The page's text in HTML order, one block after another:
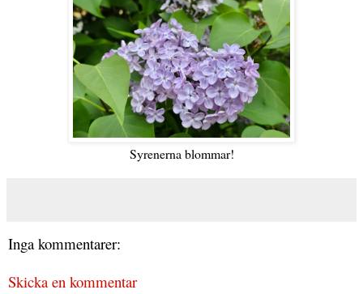
Syrenerna blommar!
Inga kommentarer:
Skicka en kommentar